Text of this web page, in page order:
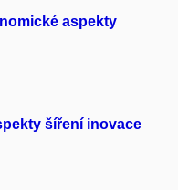
aspekty
šíření inovace